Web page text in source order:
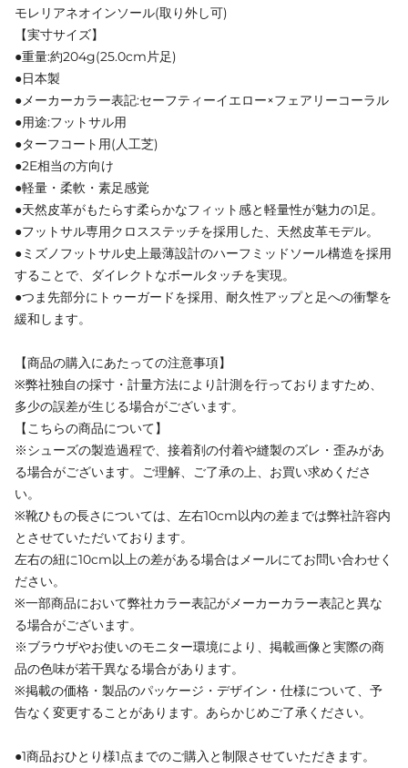
モレリアネオインソール(取り外し可)
【実寸サイズ】
●重量:約204g(25.0cm片足)
●日本製
●メーカーカラー表記:セーフティーイエロー×フェアリーコーラル
●用途:フットサル用
●ターフコート用(人工芝)
●2E相当の方向け
●軽量・柔軟・素足感覚
●天然皮革がもたらす柔らかなフィット感と軽量性が魅力の1足。
●フットサル専用クロスステッチを採用した、天然皮革モデル。
●ミズノフットサル史上最薄設計のハーフミッドソール構造を採用
することで、ダイレクトなボールタッチを実現。
●つま先部分にトゥーガードを採用、耐久性アップと足への衝撃を
緩和します。
【商品の購入にあたっての注意事項】
※弊社独自の採寸・計量方法により計測を行っておりますため、
多少の誤差が生じる場合がございます。
【こちらの商品について】
※シューズの製造過程で、接着剤の付着や縫製のズレ・歪みがあ
る場合がございます。ご理解、ご了承の上、お買い求めくださ
い。
※靴ひもの長さについては、左右10cm以内の差までは弊社許容内
とさせていただいております。
左右の紐に10cm以上の差がある場合はメールにてお問い合わせく
ださい。
※一部商品において弊社カラー表記がメーカーカラー表記と異な
る場合がございます。
※ブラウザやお使いのモニター環境により、掲載画像と実際の商
品の色味が若干異なる場合があります。
※掲載の価格・製品のパッケージ・デザイン・仕様について、予
告なく変更することがあります。あらかじめご了承ください。
●1商品おひとり様1点までのご購入と制限させていただきます。